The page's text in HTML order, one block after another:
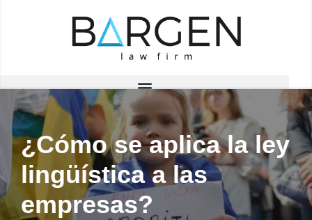
¿Cómo se aplica la ley
lingüística a las
empresas?